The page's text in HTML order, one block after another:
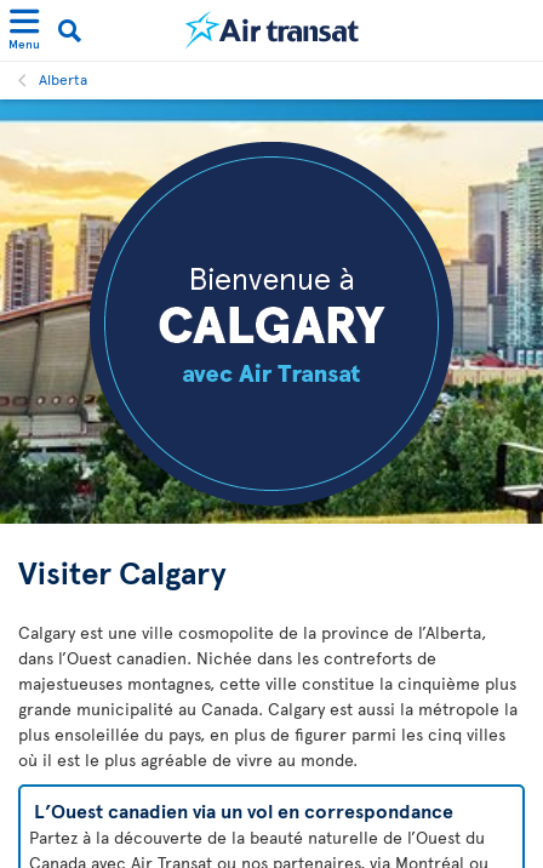
Menu
Alberta
Visiter Calgary
Calgary est une ville cosmopolite de la province de l’Alberta,
dans l’Ouest canadien. Nichée dans les contreforts de
majestueuses montagnes, cette ville constitue la cinquième plus
grande municipalité au Canada. Calgary est aussi la métropole la
plus ensoleillée du pays, en plus de figurer parmi les cinq villes
où il est le plus agréable de vivre au monde.
L’Ouest canadien via un vol en correspondance
Partez à la découverte de la beauté naturelle de l’Ouest du
Canada avec Air Transat ou nos partenaires, via Montréal ou